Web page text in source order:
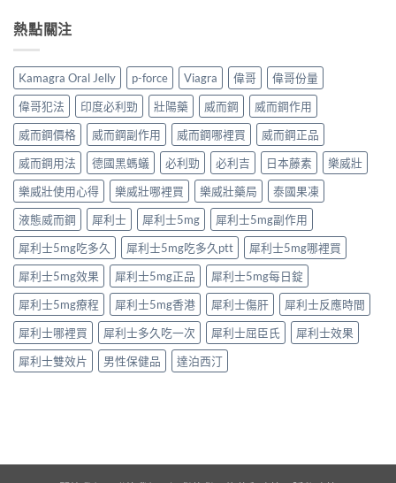
與
安
購
買
注
意
事
項〉
中
男
健
產
品
購
買
指
南〉
中
解
西
汀
如
何
改
善
早
洩？
起
效
時
間
與
作
用
機
制
全
揭
秘〉
果
凍
什
麼？
完
整
解
析：
成
分、
療
程
安
排、
正
確
用
法
與
安
全
指
南〉
熱點關注
Kamagra Oral Jelly p-force Viagra 偉哥
偉哥份量
偉哥犯法
印度必利勁 壯陽藥 威而鋼
威而鋼作用
威而鋼價格
威而鋼副作用 威而鋼哪裡買
威而鋼正品
威而鋼用法
德國黑螞蟻 必利勁 必利吉 日本藤素
樂威壯
樂威壯使用心得
樂威壯哪裡買 樂威壯藥局
泰國果凍
液態威而鋼
犀利士 犀利士5mg
犀利士5mg副作用
犀利士5mg吃多久
犀利士5mg吃多久ptt
犀利士5mg哪裡買
犀利士5mg效果
犀利士5mg正品
犀利士5mg每日錠
犀利士5mg療程
犀利士5mg香港 犀利士傷肝
犀利士反應時間
犀利士哪裡買
犀利士多久吃一次 犀利士屈臣氏
犀利士效果
犀利士雙效片
男性保健品 達泊西汀